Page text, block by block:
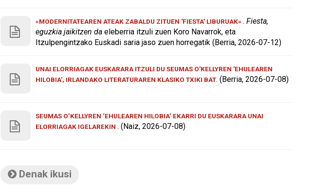
«MODERNITATEAREN ATEAK ZABALDU ZITUEN 'FIESTA' LIBURUAK» . Fiesta,
eguzkia jaikitzen da eleberria itzuli zuen Koro Navarrok, eta
Itzulpengintzako Euskadi saria jaso zuen horregatik (Berria, 2026-07-12)
UNAI ELORRIAGAK EUSKARARA ITZULI DU SEUMAS O'KELLYREN 'EHULEAREN
HILOBIA', IRLANDAKO LITERATURAREN KLASIKO TXIKI BAT. (Berria, 2026-07-08)
SEUMAS O’KELLYREN ‘EHULEAREN HILOBIA’ EKARRI DU EUSKARARA UNAI
ELORRIAGAK IGELAREKIN . (Naiz, 2026-07-08)
Denak ikusi